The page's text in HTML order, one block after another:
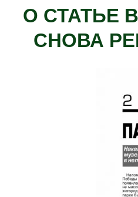
О СТАТЬЕ
СНОВА